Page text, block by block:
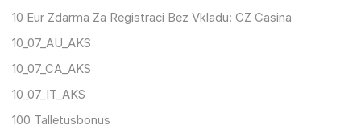
10 Eur Zdarma Za Registraci Bez Vkladu: CZ Casina
10_07_AU_AKS
10_07_CA_AKS
10_07_IT_AKS
100 Talletusbonus